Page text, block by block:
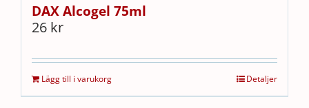
DAX Alcogel 75ml
26 kr
Lägg till i varukorg Detaljer